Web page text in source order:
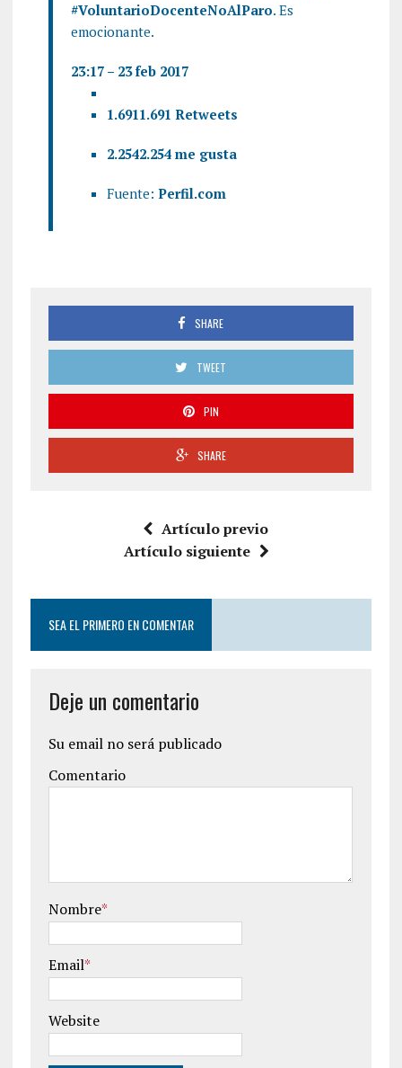
#VoluntarioDocenteNoAlParo. Es
emocionante.
23:17 – 23 feb 2017
1.6911.691 Retweets
2.2542.254 me gusta
Fuente: Perfil.com
SHARE
TWEET
PIN
SHARE
Artículo previo
Artículo siguiente
SEA EL PRIMERO EN COMENTAR
Deje un comentario
Su email no será publicado
Comentario
Nombre*
Email*
Website